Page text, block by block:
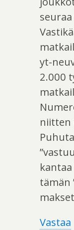
yt-
2.000
niitten
tämän
Vastaa